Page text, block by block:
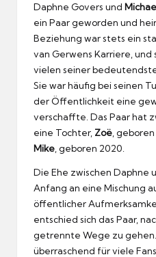
Daphne Govers und
ein Paar geworden und
Beziehung war stets ein
van Gerwens Karriere,
vielen seiner
Sie war häufig bei seinen
der Öffentlichkeit eine
verschaffte. Das Paar hat
eine Tochter, Zoë ,
Mike , geboren 2020.
Die Ehe zwischen Daphne
Anfang an eine Mischung
öffentlicher
entschied sich das Paar,
getrennte Wege zu
überraschend für viele